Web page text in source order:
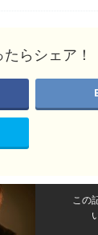
らシェア！
この